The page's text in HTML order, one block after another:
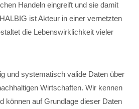
Handeln eingreift und sie damit
ist Akteur in einer vernetzten
die Lebenswirklichkeit vieler
und systematisch valide Daten über
Wirtschaften. Wir kennen
können auf Grundlage dieser Daten